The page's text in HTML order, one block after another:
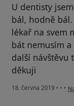
U dentisty
bál, hodně
lékař na svem
bát nemusím a
další návštěvu
děkuji
18. června 2019 • • •